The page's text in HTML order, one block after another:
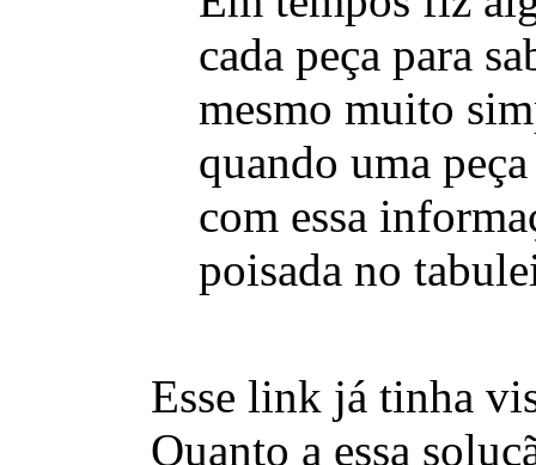
cada peça para
mesmo muito
quando uma
com essa
poisada no
Esse link já tinha
Quanto a essa